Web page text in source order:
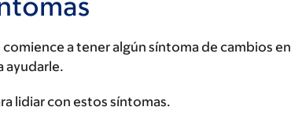
a tener algún síntoma de cambios en
ayudarle.
lidiar con estos síntomas.